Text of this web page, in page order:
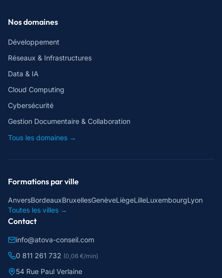
Nos domaines
Développement
Réseaux & Infrastructures
Data & IA
Cloud Computing
Cybersécurité
Gestion Documentaire & Collaboration
Tous les domaines →
Formations par ville
AnversBordeauxBruxellesGenèveLiègeLilleLuxembourgLyon
Toutes les villes →
Contact
info@atova-conseil.com
0 811 261 732 (0,06 €/min)
54 Rue Paul Verlaine